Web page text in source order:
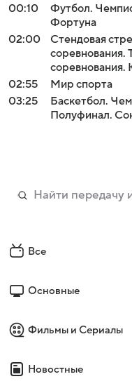
00:10
Футбол.
Фортуна
02:00
Стендовая
соревнования.
02:55
Мир спорта
03:25
Баскетбол.
Полуфинал.
Все
Основные
Фильмы и Сериалы
Новостные